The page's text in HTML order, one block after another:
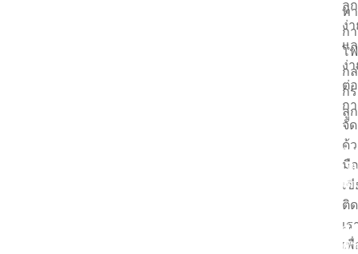
ลู
ง่
แ
ง่
ต่อ
ก
จั
ด้
มื
เ
ติ
เร
เ
ทา
ก
โ
ก
ก
ลู
อ่
เพิ่
เติ
ส่ง
ค